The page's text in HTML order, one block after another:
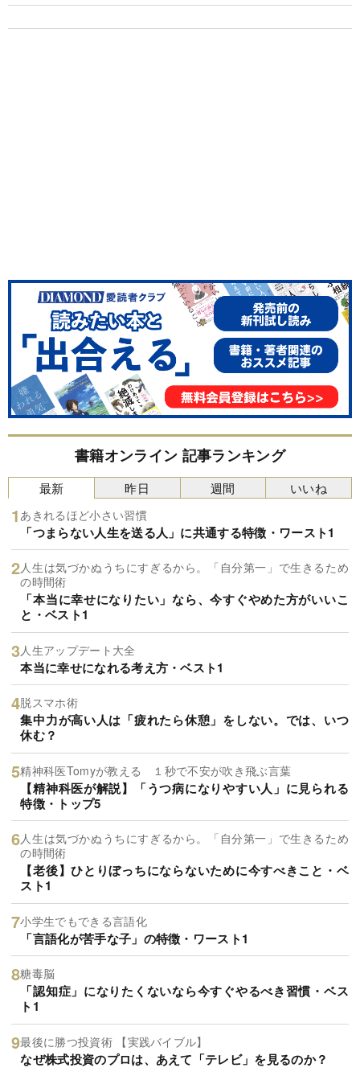
書籍オンライン 記事ランキング
最新
あきれるほど小さい習慣
「つまらない人生を送る人」に共通する特徴・ワースト1
人生は気づかぬうちにすぎるから。「自分第一」で生きるため
の時間術
「本当に幸せになりたい」なら、今すぐやめた方がいいこ
と・ベスト1
人生アップデート大全
本当に幸せになれる考え方・ベスト1
脱スマホ術
集中力が高い人は「疲れたら休憩」をしない。では、いつ
休む？
精神科医Tomyが教える １秒で不安が吹き飛ぶ言葉
【精神科医が解説】「うつ病になりやすい人」に見られる
特徴・トップ5
人生は気づかぬうちにすぎるから。「自分第一」で生きるため
の時間術
【老後】ひとりぼっちにならないために今すべきこと・ベ
スト1
小学生でもできる言語化
「言語化が苦手な子」の特徴・ワースト1
糖毒脳
「認知症」になりたくないなら今すぐやるべき習慣・ベス
ト1
最後に勝つ投資術 【実践バイブル】
なぜ株式投資のプロは、あえて「テレビ」を見るのか？
昨日 週間 いいね